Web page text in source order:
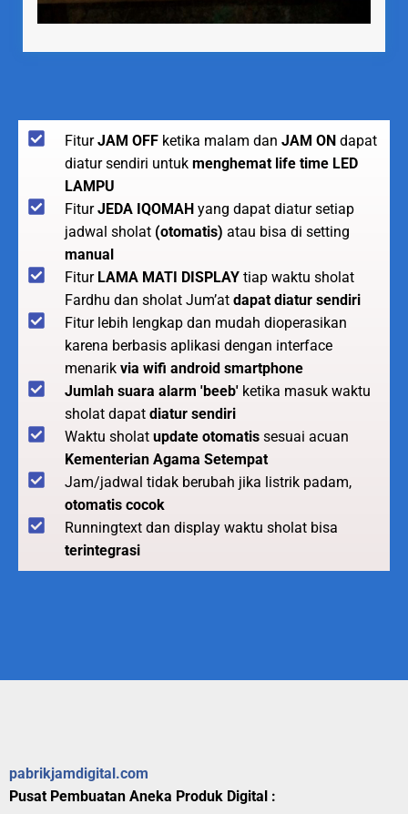
FiturJAM OFF ketika malam dan JAM ON dapat
diatur sendiri untuk menghemat life time LED
LAMPU
FiturJEDA IQOMAH yang dapat diatur setiap
jadwal sholat (otomatis) atau bisa di setting
manual
Fitur LAMA MATI DISPLAY tiap waktu sholat
Fardhu dan sholat Jum’at dapat diatur sendiri
Fitur lebih lengkap dan mudah dioperasikan
karena berbasis aplikasi dengan interface
menarik via wifi android smartphone
Jumlah suara alarm 'beeb' ketika masuk waktu
sholat dapat diatur sendiri
Waktu sholat update otomatis sesuai acuan
Kementerian Agama Setempat
Jam/jadwal tidak berubah jika listrik padam,
otomatis cocok
Runningtext dan display waktu sholat bisa
terintegrasi
pabrikjamdigital.com
Pusat Pembuatan Aneka Produk Digital :